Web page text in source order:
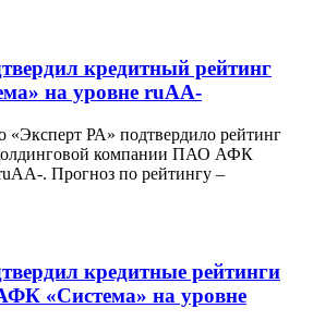
кредитный рейтинг
на уровне ruAA-
«Эксперт РА» подтвердило рейтинг
компании ПАО АФК
. Прогноз по рейтингу –
кредитные рейтинги
«Система» на уровне